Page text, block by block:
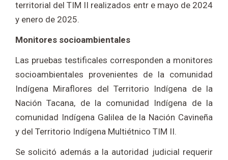
territorial del TIM II realizados entr e mayo de 2024
y enero de 2025.
Monitores socioambientales
Las pruebas testificales corresponden a monitores
socioambientales provenientes de la comunidad
Indígena Miraflores del Territorio Indígena de la
Nación Tacana, de la comunidad Indígena de la
comunidad Indígena Galilea de la Nación Cavineña
y del Territorio Indígena Multiétnico TIM II.
Se solicitó además a la autoridad judicial requerir